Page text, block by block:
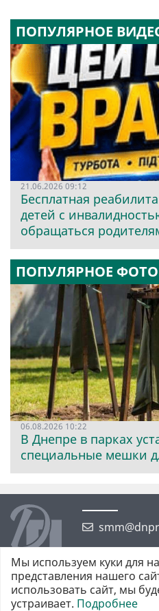
ПОПУЛЯРНОЕ
21.06.2026 09:12
Бесплатная
детей с
обращаться
ПОПУЛЯРНОЕ ФОТО
06.08.2026 10:22
В Днепре в парках
специальные мешки
Мы используем куки для
представления нашего
использовать сайт, мы
устраивает. Подробнее